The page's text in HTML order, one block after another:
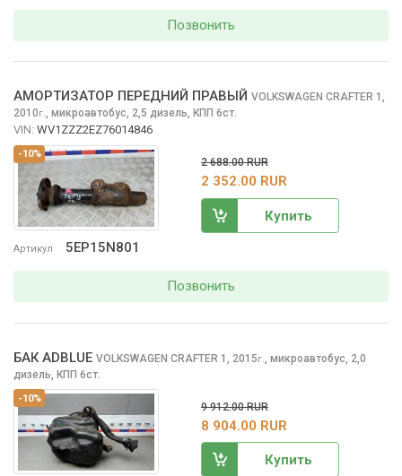
Позвонить
-10%
Артикул 5EP15N801
АМОРТИЗАТОР ПЕРЕДНИЙ ПРАВЫЙ VOLKSWAGEN CRAFTER 1,
2010г., микроавтобус, 2,5 дизель, КПП 6ст.
VIN: WV1ZZZ2EZ76014846
2 688.00 RUR
2 352.00 RUR
Купить
Позвонить
-10%
БАК ADBLUE VOLKSWAGEN CRAFTER 1, 2015г.
микроавтобус, 2,0
дизель, КПП 6ст.
9 912.00 RUR
8 904.00 RUR
Купить